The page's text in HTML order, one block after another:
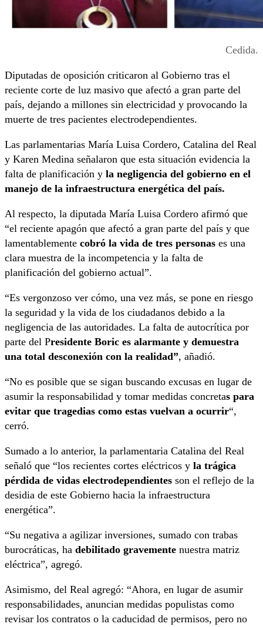
Cedida.
Diputadas de oposición criticaron al Gobierno tras el
reciente corte de luz masivo que afectó a gran parte del
país, dejando a millones sin electricidad y provocando la
muerte de tres pacientes electrodependientes.
Las parlamentarias María Luisa Cordero, Catalina del Real
y Karen Medina señalaron que esta situación evidencia la
falta de planificación y la negligencia del gobierno en el
manejo de la infraestructura energética del país.
Al respecto, la diputada María Luisa Cordero afirmó que
“el reciente apagón que afectó a gran parte del país y que
lamentablemente cobró la vida de tres personas es una
clara muestra de la incompetencia y la falta de
planificación del gobierno actual”.
“Es vergonzoso ver cómo, una vez más, se pone en riesgo
la seguridad y la vida de los ciudadanos debido a la
negligencia de las autoridades. La falta de autocrítica por
parte del Presidente Boric es alarmante y demuestra
una total desconexión con la realidad”, añadió.
“No es posible que se sigan buscando excusas en lugar de
asumir la responsabilidad y tomar medidas concretas para
evitar que tragedias como estas vuelvan a ocurrir“,
cerró.
Sumado a lo anterior, la parlamentaria Catalina del Real
señaló que “los recientes cortes eléctricos y la trágica
pérdida de vidas electrodependientes son el reflejo de la
desidia de este Gobierno hacia la infraestructura
energética”.
“Su negativa a agilizar inversiones, sumado con trabas
burocráticas, ha debilitado gravemente nuestra matriz
eléctrica”, agregó.
Asimismo, del Real agregó: “Ahora, en lugar de asumir
responsabilidades, anuncian medidas populistas como
revisar los contratos o la caducidad de permisos, pero no